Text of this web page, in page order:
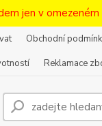
jen v
Obchodní
Reklamace